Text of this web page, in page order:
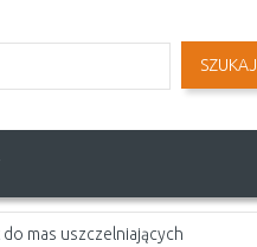
SZUKAJ
mas uszczelniających